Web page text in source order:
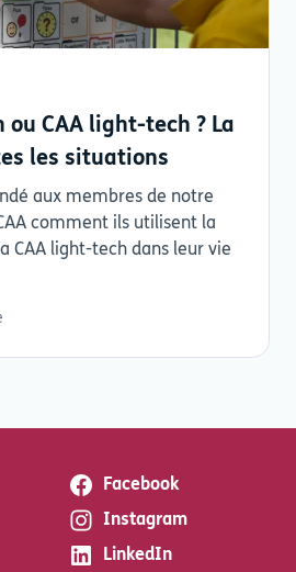
ou CAA light-tech ? La
les situations
aux membres de notre
comment ils utilisent la
CAA light-tech dans leur vie
Facebook
Instagram
LinkedIn